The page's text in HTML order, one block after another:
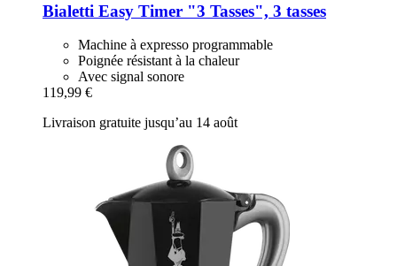
Bialetti Easy Timer "3 Tasses", 3 tasses
Machine à expresso programmable
Poignée résistant à la chaleur
Avec signal sonore
119,99 €
Livraison gratuite jusqu’au 14 août